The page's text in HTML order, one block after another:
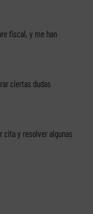
fiscal, y me han
ciertas dudas
cita y resolver algunas